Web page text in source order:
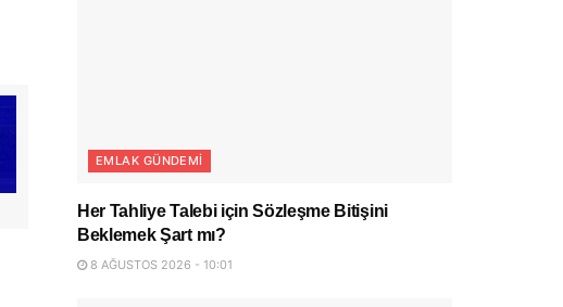
EMLAK GÜNDEMI
Her Tahliye Talebi için Sözleşme Bitişini
Beklemek Şart mı?
8 AĞUSTOS 2026 - 10:01